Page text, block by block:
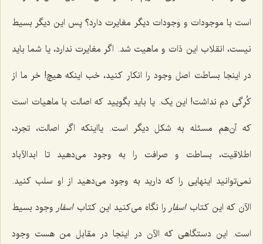
است با موجودات و وجودات دیگر مغایرت دارد؟ پس این دیگر بسیط
نیست، انقلاب این ذات و ماهیت شد. اگر مغایرت ندارد، یا شما باید
در اینجا بساطت اصل وجود را انکار کنید، خب اینکه هیچ! خر ما از
کُرِ‌گى دم نداشت! این یک. یا باید بگویید که اصالت با ماهیات است
که آن‌هم مسئله به شکل دیگر است. یااینکه اگر اصالت، تجرد،
اطلاقیت، بساطت و صرافت را به وجود مى‌دهید تا ابدالآباد
نمى‌توانید اینهایی را که دارید به وجود مى‌دهید از او سلب کنید.
الآن که این کتاباسفاررا نگاه مى‌کنید این کتاباسفاروجود بسیط
است. این دستگاهى که الآن در اینجا در مقابل من هست وجود